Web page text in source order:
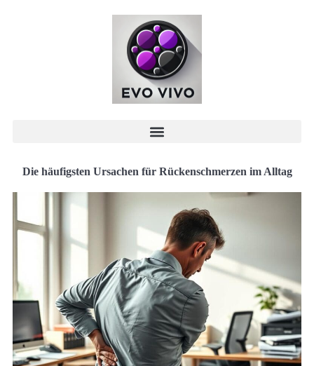
Die häufigsten Ursachen für Rückenschmerzen im Alltag